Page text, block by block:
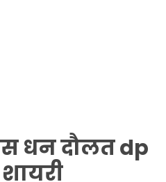
धन दौलतdp
शायरी